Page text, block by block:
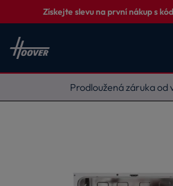
Získejte slevu na první nákup s
Vyneseme, zapojíme,